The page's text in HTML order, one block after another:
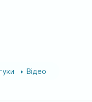
Відео